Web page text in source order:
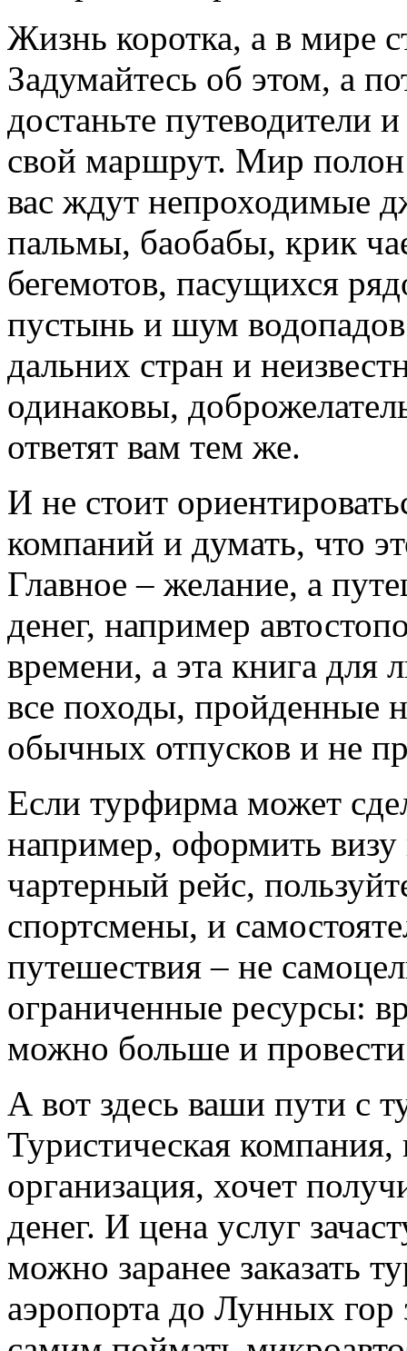
Жизнь коротка, а в мире
Задумайтесь об этом, а
достаньте путеводители
свой маршрут. Мир
вас ждут непроходимые
пальмы, баобабы, крик
бегемотов, пасущихся
пустынь и шум
дальних стран и
одинаковы,
ответят вам тем же.
И не стоит
компаний и думать, что
Главное – желание, а
денег, например
времени, а эта книга для
все походы, пройденные
обычных отпусков и не
Если турфирма может
например, оформить визу
чартерный рейс,
спортсмены, и
путешествия – не
ограниченные ресурсы:
можно больше и
А вот здесь ваши пути с
Туристическая
организация, хочет
денег. И цена услуг
можно заранее заказать
аэропорта до Лунных